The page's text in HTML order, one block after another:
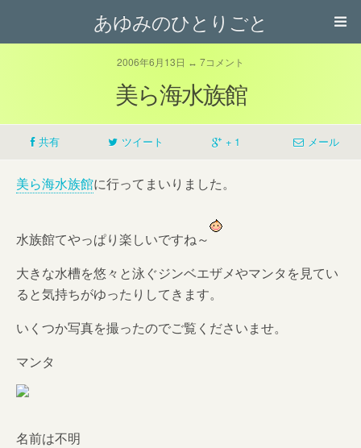
あゆみのひとりごと
2006年6月13日 ↔ 7コメント
美ら海水族館
共有 ツイート + 1 メール
美ら海水族館に行ってまいりました。
水族館てやっぱり楽しいですね～
大きな水槽を悠々と泳ぐジンベエザメやマンタを見てい
ると気持ちがゆったりしてきます。
いくつか写真を撮ったのでご覧くださいませ。
マンタ
名前は不明